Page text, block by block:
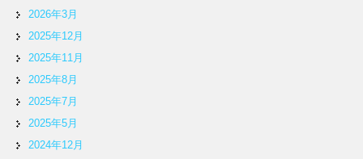
2026年3月
2025年12月
2025年11月
2025年8月
2025年7月
2025年5月
2024年12月